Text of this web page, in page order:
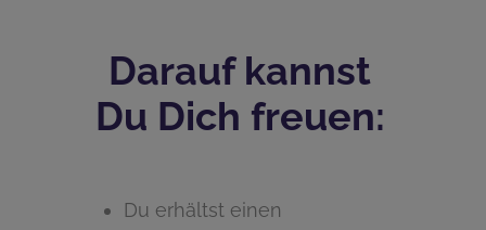
Darauf kannst
Du Dich freuen:
Du erhältst einen